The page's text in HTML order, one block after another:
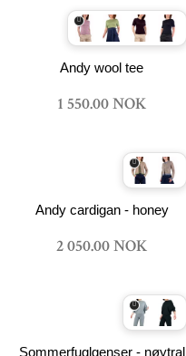
Andy wool tee
1 550.00 NOK
Andy cardigan - honey
2 050.00 NOK
Sommerfuglgenser - nøytral